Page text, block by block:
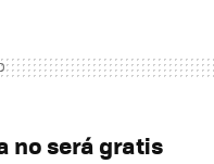
no será gratis